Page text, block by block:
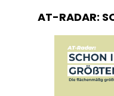
AT-RADAR: